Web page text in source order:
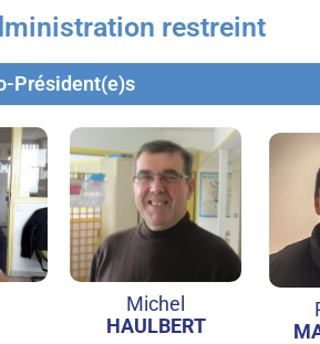
restreint
Président(e)s
Michel
HAULBERT